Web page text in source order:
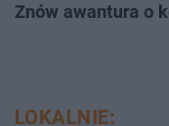
Znów awantura o
LOKALNIE: